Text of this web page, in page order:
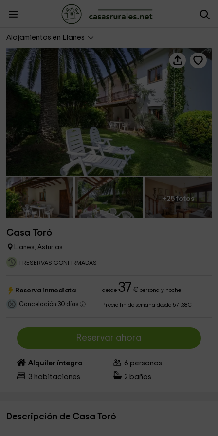
Alojamientos en Llanes
+25 fotos
Casa Toró
Llanes, Asturias
1 RESERVAS CONFIRMADAS
Reserva inmediata desde37 €persona y noche
Cancelación 30 días Precio fin de semana desde 571.38€
Reservar ahora
Alquiler íntegro 6 personas
3 habitaciones 2 baños
Descripción de Casa Toró